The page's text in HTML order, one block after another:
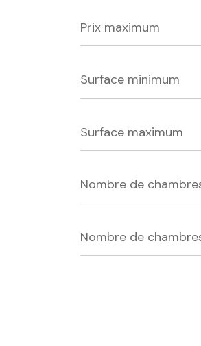
maximum
minimum
maximum
de
chambres
minimum
de
chambres
maximum